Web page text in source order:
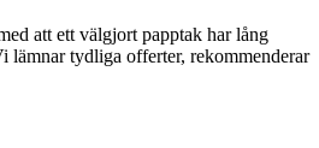
att ett välgjort papptak har lång
lämnar tydliga offerter, rekommenderar